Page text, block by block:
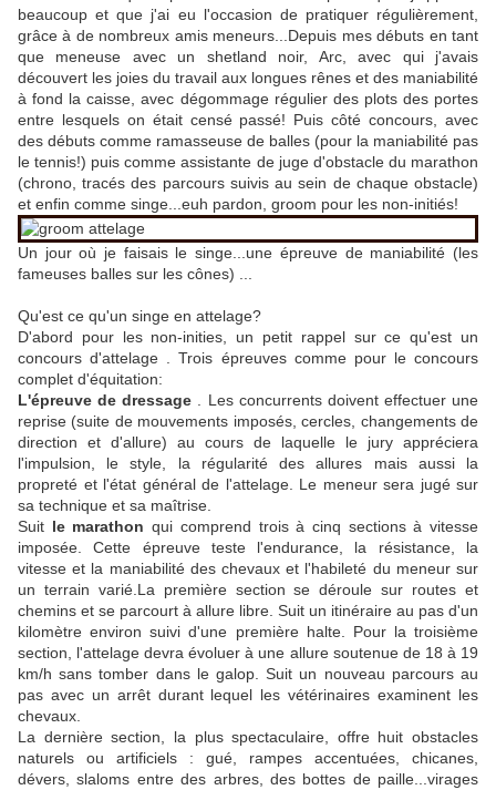
beaucoup et que j'ai eu l'occasion de pratiquer régulièrement,
grâce à de nombreux amis meneurs...Depuis mes débuts en tant
que meneuse avec un shetland noir, Arc, avec qui j'avais
découvert les joies du travail aux longues rênes et des maniabilité
à fond la caisse, avec dégommage régulier des plots des portes
entre lesquels on était censé passé! Puis côté concours, avec
des débuts comme ramasseuse de balles (pour la maniabilité pas
le tennis!) puis comme assistante de juge d'obstacle du marathon
(chrono, tracés des parcours suivis au sein de chaque obstacle)
et enfin comme singe...euh pardon, groom pour les non-initiés!
Un jour où je faisais le singe...une épreuve de maniabilité (les
fameuses balles sur les cônes) ...
Qu'est ce qu'un singe en attelage?
D'abord pour les non-inities, un petit rappel sur ce qu'est un
concours d'attelage . Trois épreuves comme pour le concours
complet d'équitation:
L'épreuve de dressage . Les concurrents doivent effectuer une
reprise (suite de mouvements imposés, cercles, changements de
direction et d'allure) au cours de laquelle le jury appréciera
l'impulsion, le style, la régularité des allures mais aussi la
propreté et l'état général de l'attelage. Le meneur sera jugé sur
sa technique et sa maîtrise.
Suit le marathon qui comprend trois à cinq sections à vitesse
imposée. Cette épreuve teste l'endurance, la résistance, la
vitesse et la maniabilité des chevaux et l'habileté du meneur sur
un terrain varié.La première section se déroule sur routes et
chemins et se parcourt à allure libre. Suit un itinéraire au pas d'un
kilomètre environ suivi d'une première halte. Pour la troisième
section, l'attelage devra évoluer à une allure soutenue de 18 à 19
km/h sans tomber dans le galop. Suit un nouveau parcours au
pas avec un arrêt durant lequel les vétérinaires examinent les
chevaux.
La dernière section, la plus spectaculaire, offre huit obstacles
naturels ou artificiels : gué, rampes accentuées, chicanes,
dévers, slaloms entre des arbres, des bottes de paille...virages